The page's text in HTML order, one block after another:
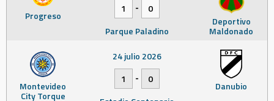
Progreso Deportivo
Maldonado
1
-
0
Parque Paladino
Montevideo
City Torque
Danubio
24 julio 2026
1
-
0